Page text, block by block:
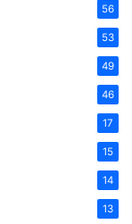
56
53
49
46
17
15
14
13